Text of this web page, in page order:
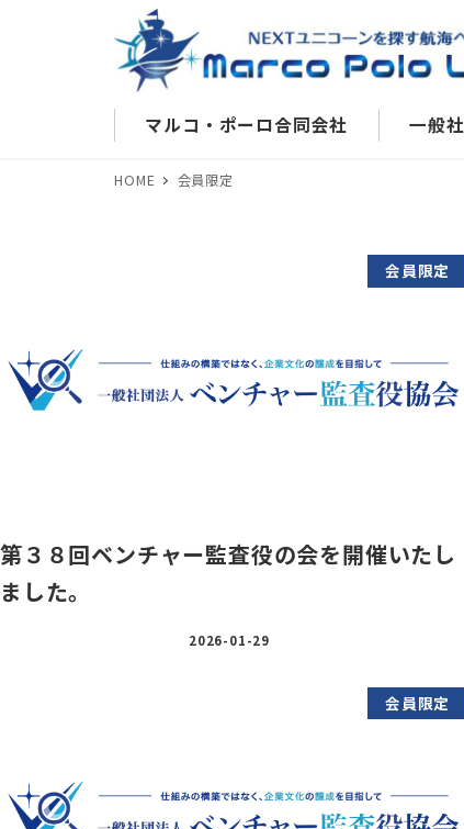
マルコ・ポーロ合同会社 一般
HOME 会員限定
会員限定
第３８回ベンチャー監査役の会を開催いたし
ました。
2026-01-29
会員限定